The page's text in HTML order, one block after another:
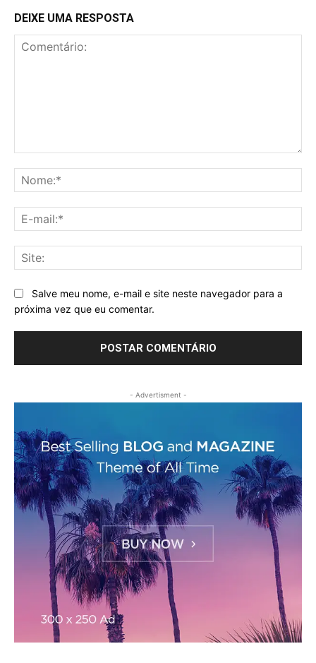
DEIXE UMA RESPOSTA
Salve meu nome, e-mail e site neste navegador para a
próxima vez que eu comentar.
- Advertisment -